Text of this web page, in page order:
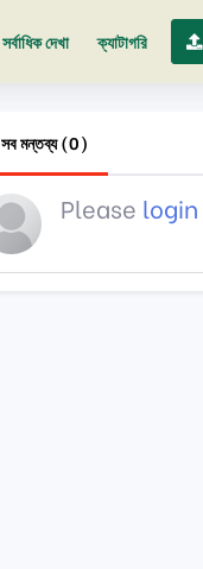
সর্বাধিক দেখা ক্যাটাগরি
সব মন্তব্য (0)
Please login